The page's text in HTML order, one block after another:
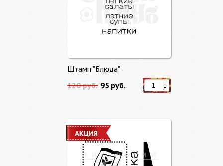
Штамп "Блюда"
120 руб. 95 руб.